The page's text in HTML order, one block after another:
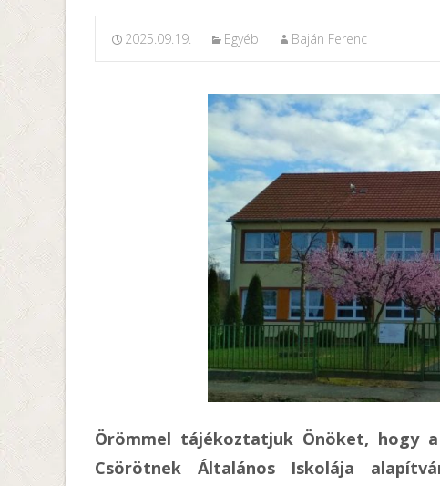
2025.09.19. Egyéb Baján Ferenc
Örömmel tájékoztatjuk Önöket, hogy a
Csörötnek Általános Iskolája